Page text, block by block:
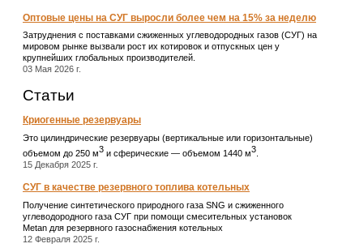
Оптовые цены на СУГ выросли более чем на 15% за неделю
Затруднения с поставками сжиженных углеводородных газов (СУГ) на
мировом рынке вызвали рост их котировок и отпускных цен у
крупнейших глобальных производителей.
03 Мая 2026 г.
Статьи
Криогенные резервуары
Это цилиндрические резервуары (вертикальные или горизонтальные)
объемом до 250 м3 и сферические ― объемом 1440 м3
15 Декабря 2025 г.
СУГ в качестве резервного топлива котельных
Получение синтетического природного газа SNG и сжиженного
углеводородного газа СУГ при помощи смесительных установок
Metan для резервного газоснабжения котельных
12 Февраля 2025 г.